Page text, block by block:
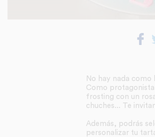
No hay nada como
Como
frosting con un
chuches... Te
Además, podrás
personalizar tu